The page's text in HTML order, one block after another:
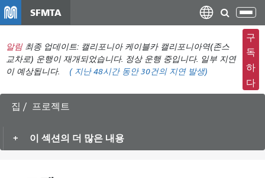
텐
츠
로
건
SFMTA
탐
색
메
뉴
전
환
알림 최종 업데이트: 캘리포니아 케이블카 캘리포니아역(존스
교차로) 운행이 재개되었습니다. 정상 운행 중입니다. 일부 지연
이 예상됩니다.
( 지난 48시간 동안30건의 지연 발생)
구
독
하
다
집 프로젝트
이 섹션의 더 많은 내용